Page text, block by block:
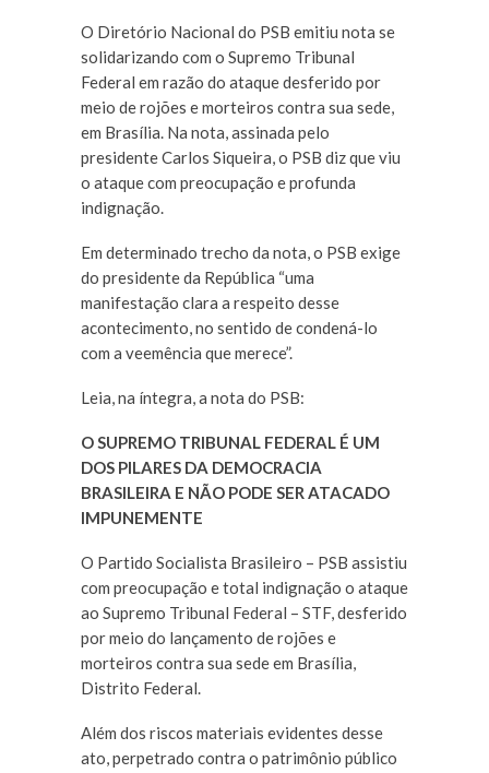
O Diretório Nacional do PSB emitiu nota se
solidarizando com o Supremo Tribunal
Federal em razão do ataque desferido por
meio de rojões e morteiros contra sua sede,
em Brasília. Na nota, assinada pelo
presidente Carlos Siqueira, o PSB diz que viu
o ataque com preocupação e profunda
indignação.
Em determinado trecho da nota, o PSB exige
do presidente da República “uma
manifestação clara a respeito desse
acontecimento, no sentido de condená-lo
com a veemência que merece”.
Leia, na íntegra, a nota do PSB:
O SUPREMO TRIBUNAL FEDERAL É UM
DOS PILARES DA DEMOCRACIA
BRASILEIRA E NÃO PODE SER ATACADO
IMPUNEMENTE
O Partido Socialista Brasileiro – PSB assistiu
com preocupação e total indignação o ataque
ao Supremo Tribunal Federal – STF, desferido
por meio do lançamento de rojões e
morteiros contra sua sede em Brasília,
Distrito Federal.
Além dos riscos materiais evidentes desse
ato, perpetrado contra o patrimônio público